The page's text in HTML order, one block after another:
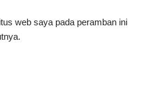
web saya pada peramban ini